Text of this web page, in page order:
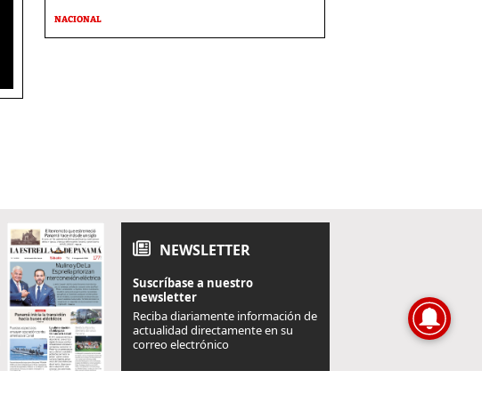
NACIONAL
NEWSLETTER
Suscríbase a nuestro
newsletter
Reciba diariamente información de
actualidad directamente en su
correo electrónico